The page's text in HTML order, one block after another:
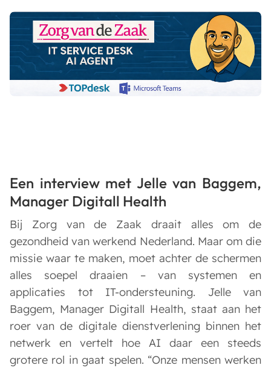
Een interview met Jelle van Baggem,
Manager Digitall Health
Bij Zorg van de Zaak draait alles om de
gezondheid van werkend Nederland. Maar om die
missie waar te maken, moet achter de schermen
alles soepel draaien – van systemen en
applicaties tot IT-ondersteuning. Jelle van
Baggem, Manager Digitall Health, staat aan het
roer van de digitale dienstverlening binnen het
netwerk en vertelt hoe AI daar een steeds
grotere rol in gaat spelen. “Onze mensen werken